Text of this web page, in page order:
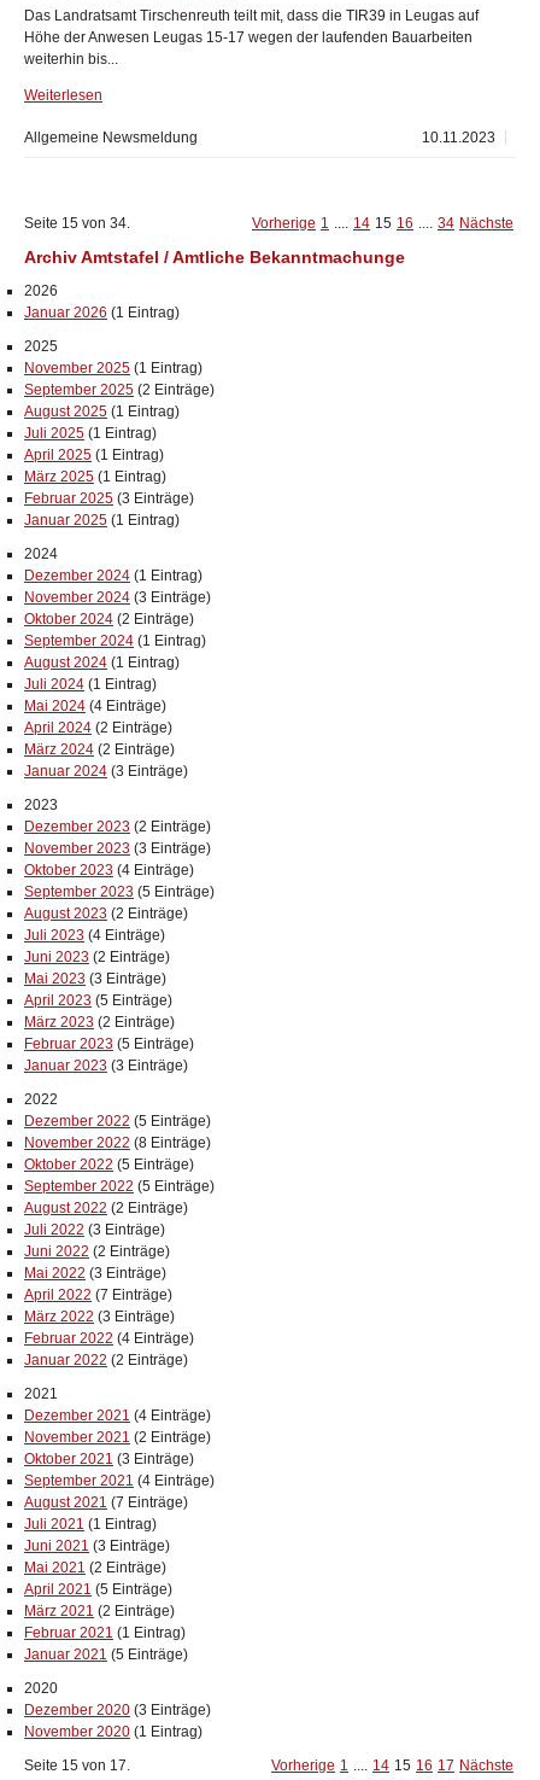
Das Landratsamt Tirschenreuth teilt mit, dass die TIR39 in Leugas auf
Höhe der Anwesen Leugas 15-17 wegen der laufenden Bauarbeiten
weiterhin bis...
Weiterlesen
10.11.2023
Allgemeine Newsmeldung
Seite 15 von 34. Vorherige 1 .... 14 15 16 .... 34 Nächste
Archiv Amtstafel / Amtliche Bekanntmachunge
2026
Januar 2026 (1 Eintrag)
2025
November 2025 (1 Eintrag)
September 2025 (2 Einträge)
August 2025 (1 Eintrag)
Juli 2025 (1 Eintrag)
April 2025 (1 Eintrag)
März 2025 (1 Eintrag)
Februar 2025 (3 Einträge)
Januar 2025 (1 Eintrag)
2024
Dezember 2024 (1 Eintrag)
November 2024 (3 Einträge)
Oktober 2024 (2 Einträge)
September 2024 (1 Eintrag)
August 2024 (1 Eintrag)
Juli 2024 (1 Eintrag)
Mai 2024 (4 Einträge)
April 2024 (2 Einträge)
März 2024 (2 Einträge)
Januar 2024 (3 Einträge)
2023
Dezember 2023 (2 Einträge)
November 2023 (3 Einträge)
Oktober 2023 (4 Einträge)
September 2023 (5 Einträge)
August 2023 (2 Einträge)
Juli 2023 (4 Einträge)
Juni 2023 (2 Einträge)
Mai 2023 (3 Einträge)
April 2023 (5 Einträge)
März 2023 (2 Einträge)
Februar 2023 (5 Einträge)
Januar 2023 (3 Einträge)
2022
Dezember 2022 (5 Einträge)
November 2022 (8 Einträge)
Oktober 2022 (5 Einträge)
September 2022 (5 Einträge)
August 2022 (2 Einträge)
Juli 2022 (3 Einträge)
Juni 2022 (2 Einträge)
Mai 2022 (3 Einträge)
April 2022 (7 Einträge)
März 2022 (3 Einträge)
Februar 2022 (4 Einträge)
Januar 2022 (2 Einträge)
2021
Dezember 2021 (4 Einträge)
November 2021 (2 Einträge)
Oktober 2021 (3 Einträge)
September 2021 (4 Einträge)
August 2021 (7 Einträge)
Juli 2021 (1 Eintrag)
Juni 2021 (3 Einträge)
Mai 2021 (2 Einträge)
April 2021 (5 Einträge)
März 2021 (2 Einträge)
Februar 2021 (1 Eintrag)
Januar 2021 (5 Einträge)
2020
Dezember 2020 (3 Einträge)
November 2020 (1 Eintrag)
Seite 15 von 17.
Vorherige 1 .... 14 15 16 17 Nächste